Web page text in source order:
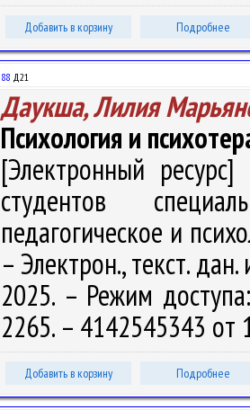
Добавить в корзину Подробнее
88 Д21
Даукша, Лилия
Психология и
[Электронный
студентов
педагогическое и
– Электрон., текст.
2025. – Режим
2265. – 4142545343 от
Добавить в корзину Подробнее